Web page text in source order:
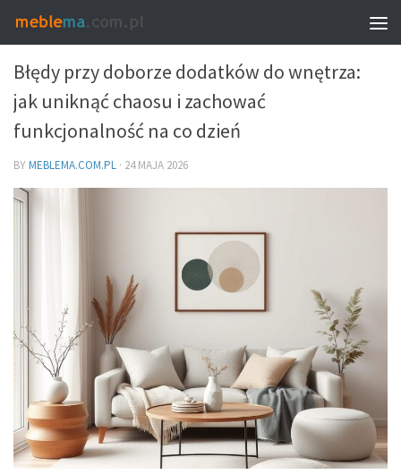
DEKORACJE I DODATKI – DOBÓR DO WNĘTRZA
Błędy przy doborze dodatków do wnętrza:
jak uniknąć chaosu i zachować
funkcjonalność na co dzień
BYMEBLEMA.COM.PL · 24 MAJA 2026